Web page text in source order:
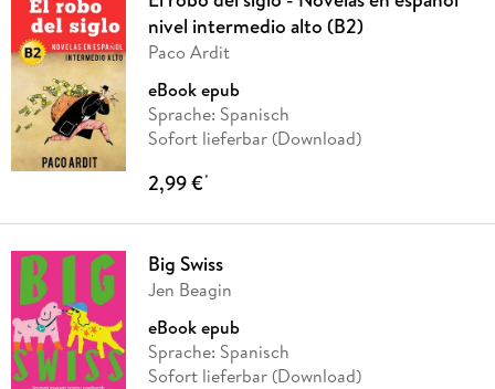
nivel intermedio alto (B2)
Paco Ardit
eBook epub
Sprache: Spanisch
Sofort lieferbar (Download)
2,99 €*
Big Swiss
Jen Beagin
eBook epub
Sprache: Spanisch
Sofort lieferbar (Download)